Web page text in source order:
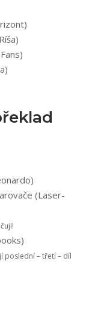
(Laser-
poslední – třetí – díl